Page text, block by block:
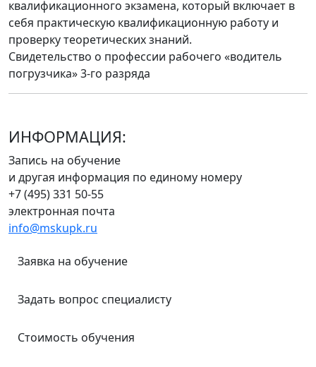
квалификационного экзамена, который включает в
себя практическую квалификационную работу и
проверку теоретических знаний.
Свидетельство о профессии рабочего «водитель
погрузчика» 3-го разряда
ИНФОРМАЦИЯ:
Запись на обучение
и другая информация по единому номеру
+7 (495) 331 50-55
электронная почта
info@mskupk.ru
Заявка на обучение
Задать вопрос специалисту
Стоимость обучения